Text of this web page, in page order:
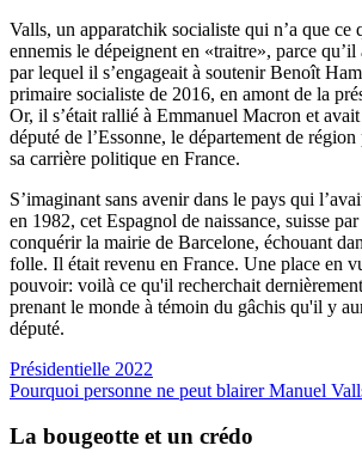
Valls, un apparatchik socialiste qui n’a que ce
ennemis le dépeignent en «traitre», parce
par lequel il s’engageait à soutenir Benoît
primaire socialiste de 2016, en amont de la
Or, il s’était rallié à Emmanuel Macron et
député de l’Essonne, le département de
sa carrière politique en France.
S’imaginant sans avenir dans le pays qui
en 1982, cet Espagnol de naissance, suisse
conquérir la mairie de Barcelone, échouant
folle. Il était revenu en France. Une place en
pouvoir: voilà ce qu'il recherchait
prenant le monde à témoin du gâchis qu'il y
député.
Présidentielle 2022
Pourquoi personne ne peut blairer Manuel
La bougeotte et un crédo